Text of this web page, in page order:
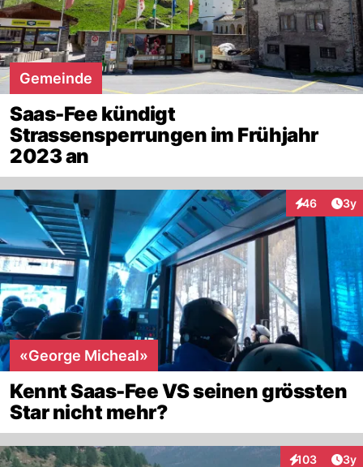
Gemeinde
Saas-Fee kündigt
Strassensperrungen im Frühjahr
2023 an
46
Interaktionen
3y
«George Micheal»
Kennt Saas-Fee VS seinen grössten
Star nicht mehr?
103 3y